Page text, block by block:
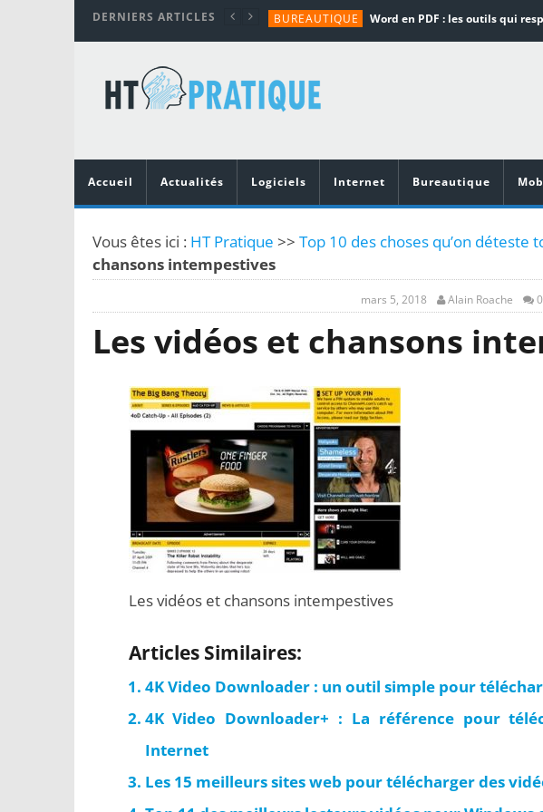
DERNIERS ARTICLES BUREAUTIQUE
TUTORIALS
MATÉRIEL
Accueil
Actualités Logiciels Internet Bureautique
Vous êtes ici : HT Pratique >> Top 10 des choses qu’on déteste
chansons intempestives
mars 5, 2018 Alain Roache 0
Les vidéos et chansons
Les vidéos et chansons intempestives
Articles Similaires:
4K Video Downloader : un outil simple pour
4K Video Downloader+ : La référence pour
Internet
Les 15 meilleurs sites web pour télécharger des